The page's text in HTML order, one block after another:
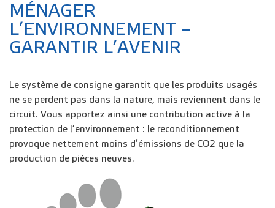
MÉNAGER
L’ENVIRONNEMENT –
GARANTIR L’AVENIR
Le système de consigne garantit que les produits usagés
ne se perdent pas dans la nature, mais reviennent dans le
circuit. Vous apportez ainsi une contribution active à la
protection de l’environnement : le reconditionnement
provoque nettement moins d’émissions de CO2 que la
production de pièces neuves.